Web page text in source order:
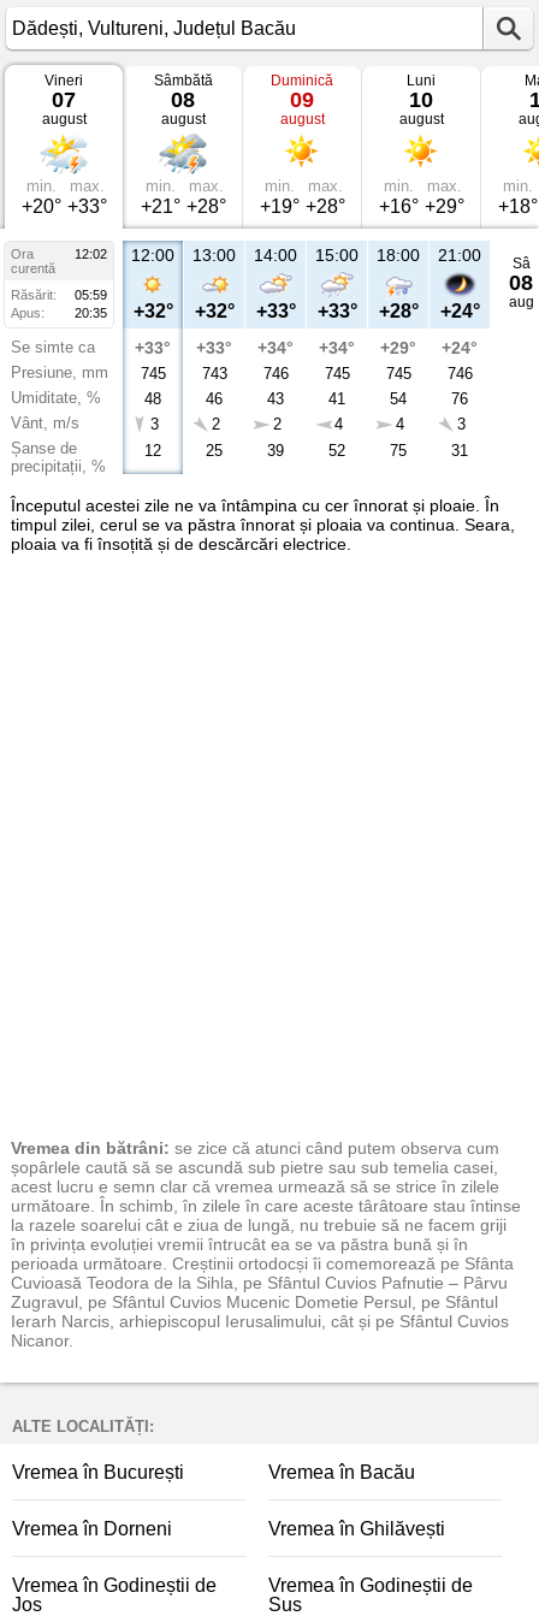
Vremea
Dădești
Vultureni,
Județul
Bacău
Vineri
07
august
min.
+20°
max.
+33°
Sâmbătă
08
august
min.
+21°
max.
+28°
Duminică
09
august
min.
+19°
max.
+28°
Luni
10
august
min.
+16°
max.
+29°
min.
+18°
Ora
12:02
curentă
Răsărit:
05:59
Apus:
20:35
Se simte ca
Presiune, mm
Umiditate, %
Vânt, m/s
Șanse de
precipitații, %
12:00
+32°
+33°
745
48
3
12
13:00
+32°
+33°
743
46
2
25
14:00
+33°
+34°
746
43
2
39
15:00
+33°
+34°
745
41
4
52
18:00
+28°
+29°
745
54
4
75
21:00
+24°
+24°
746
76
3
31
Sâ
08
aug
Începutul acestei zile ne va întâmpina cu cer înnorat și ploaie. În
timpul zilei, cerul se va păstra înnorat și ploaia va continua. Seara,
ploaia va fi însoțită și de descărcări electrice.
Vremea din bătrâni: se zice că atunci când putem observa cum
șopârlele caută să se ascundă sub pietre sau sub temelia casei,
acest lucru e semn clar că vremea urmează să se strice în zilele
următoare. În schimb, în zilele în care aceste târâtoare stau întinse
la razele soarelui cât e ziua de lungă, nu trebuie să ne facem griji
în privința evoluției vremii întrucât ea se va păstra bună și în
perioada următoare. Creștinii ortodocși îi comemorează pe Sfânta
Cuvioasă Teodora de la Sihla, pe Sfântul Cuvios Pafnutie – Pârvu
Zugravul, pe Sfântul Cuvios Mucenic Dometie Persul, pe Sfântul
Ierarh Narcis, arhiepiscopul Ierusalimului, cât și pe Sfântul Cuvios
Nicanor.
ALTE LOCALITĂȚI:
Vremea în București Vremea în Bacău
Vremea în Dorneni Vremea în Ghilăvești
Vremea în Godineștii de
Jos
Vremea în Godineștii de
Sus